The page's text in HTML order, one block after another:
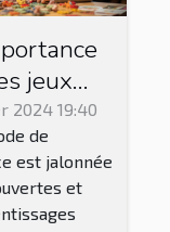
jeux
dans
le
de
2024 19:40
de
est jalonnée
et